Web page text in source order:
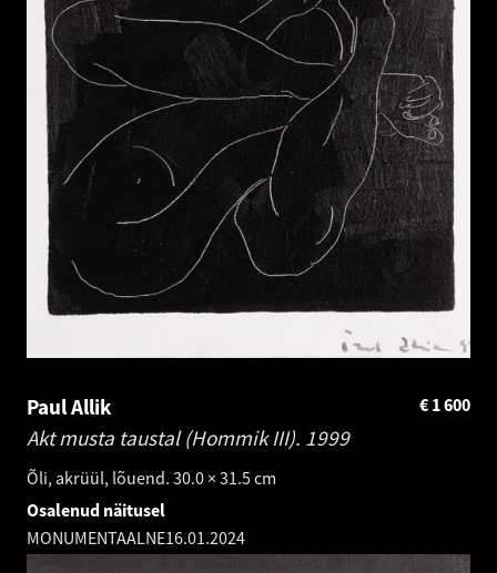
Paul Allik
Akt musta taustal (Hommik III). 1999
Õli, akrüül, lõuend. 30.0 × 31.5 cm
1 600
€
Osalenud näitusel
MONUMENTAALNE16.01.2024